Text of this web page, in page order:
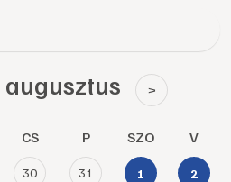
augusztus >
CS P SZO V
30 31 1 2